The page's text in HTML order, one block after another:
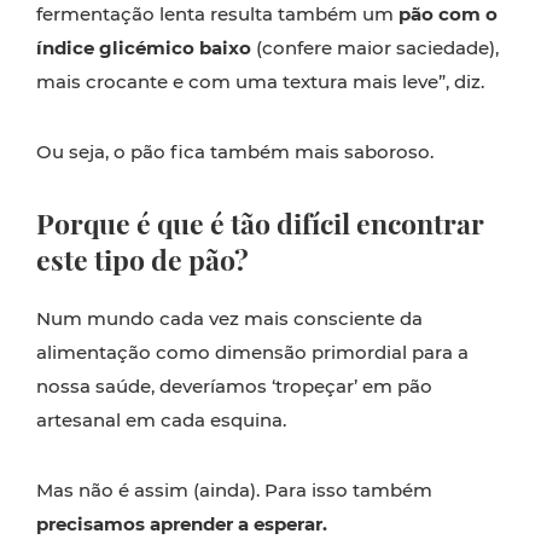
fermentação lenta resulta também um pão com o
índice glicémico baixo (confere maior saciedade),
mais crocante e com uma textura mais leve”, diz.
Ou seja, o pão fica também mais saboroso.
Porque é que é tão difícil encontrar
este tipo de pão?
Num mundo cada vez mais consciente da
alimentação como dimensão primordial para a
nossa saúde, deveríamos ‘tropeçar’ em pão
artesanal em cada esquina.
Mas não é assim (ainda). Para isso também
precisamos aprender a esperar.